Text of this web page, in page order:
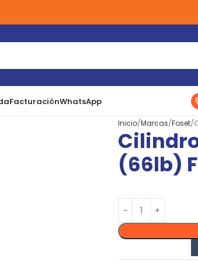
FacturaciónWhatsApp
Inicio Marcas Foset
(66lb)